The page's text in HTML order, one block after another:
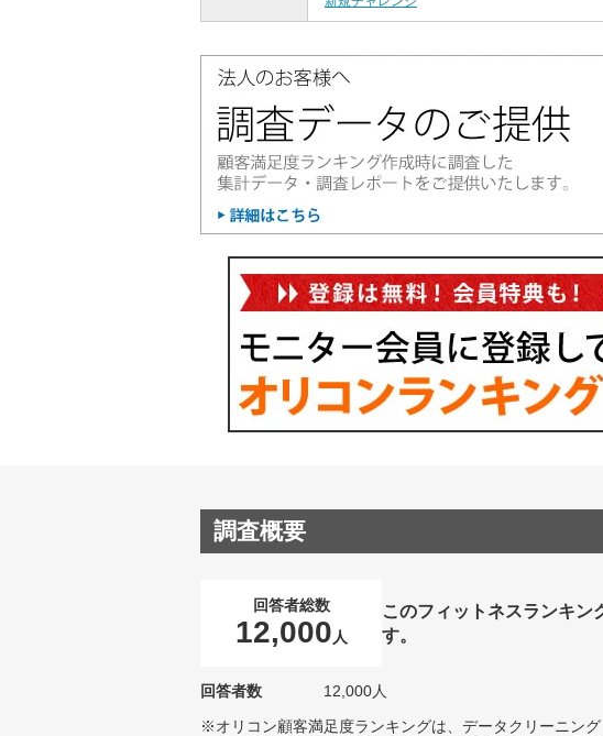
調査概要
回答者総数
12,000 人
このフィットネスランキン
す。
回答者数 12,000人
※オリコン顧客満足度ランキングは、データクリーニン